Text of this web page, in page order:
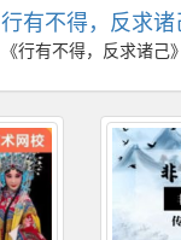
行有不得，反求诸
《行有不得，反求诸